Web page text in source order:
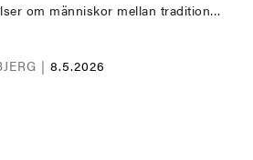
om människor mellan tradition…
|8.5.2026